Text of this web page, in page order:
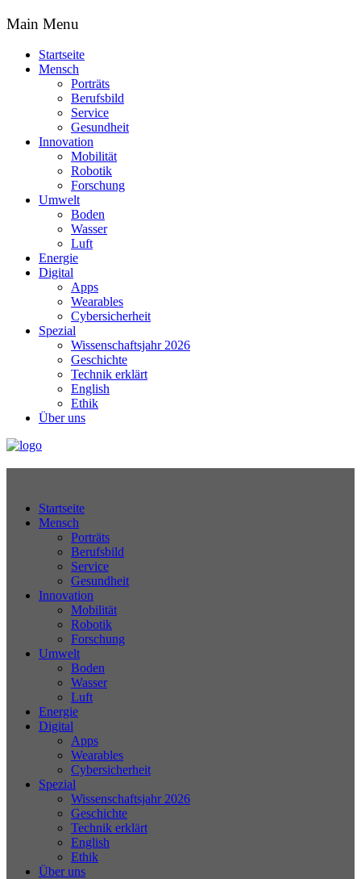
Main Menu
Startseite
Mensch
Porträts
Berufsbild
Service
Gesundheit
Innovation
Mobilität
Robotik
Forschung
Umwelt
Boden
Wasser
Luft
Energie
Digital
Apps
Wearables
Cybersicherheit
Spezial
Wissenschaftsjahr 2026
Geschichte
Technik erklärt
English
Ethik
Über uns
Startseite
Mensch
Porträts
Berufsbild
Service
Gesundheit
Innovation
Mobilität
Robotik
Forschung
Umwelt
Boden
Wasser
Luft
Energie
Digital
Apps
Wearables
Cybersicherheit
Spezial
Wissenschaftsjahr 2026
Geschichte
Technik erklärt
English
Ethik
Über uns